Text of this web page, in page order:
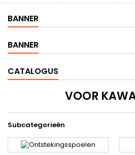
BANNER
BANNER
CATALOGUS
VOOR
Subcategorieën